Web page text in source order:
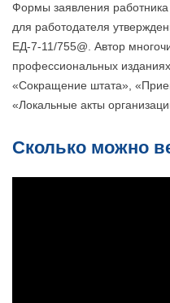
Формы заявления
для работодателя
ЕД-7-11/755@. Автор
профессиональных
«Сокращение штата»,
«Локальные акты
Сколько можно